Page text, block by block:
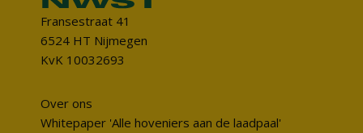
Fransestraat 41
6524 HT Nijmegen
KvK 10032693
Over ons
Whitepaper 'Alle hoveniers aan de laadpaal'